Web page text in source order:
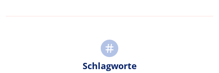
Schlagworte